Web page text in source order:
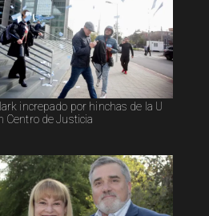
increpado por hinchas de la U
Centro de Justicia